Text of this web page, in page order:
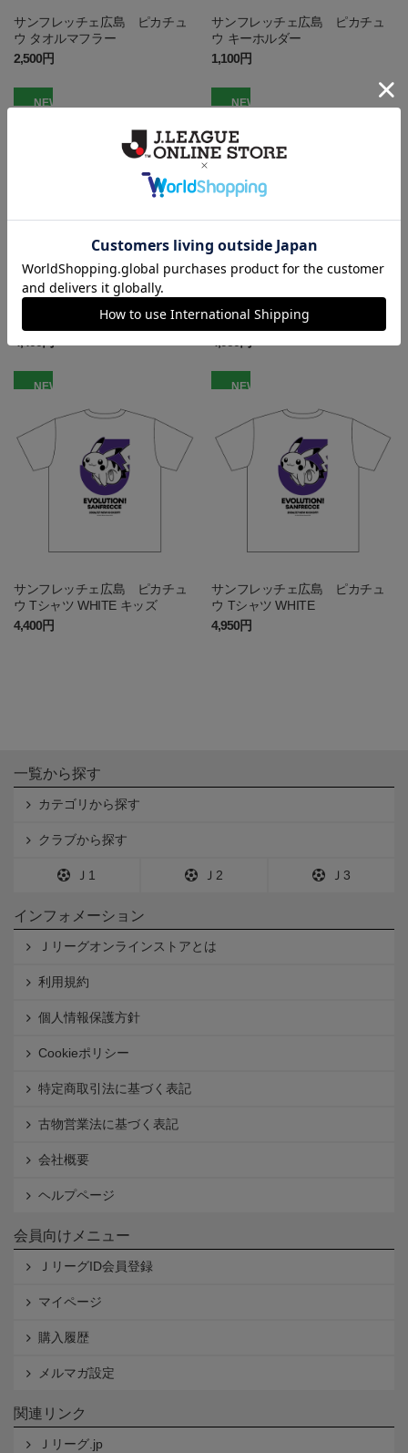
サンフレッチェ広島 ピカチュ
ウ タオルマフラー
2,500円
サンフレッチェ広島 ピカチュ
ウ キーホルダー
1,100円
NEW
ウ Tシャツ BLACK キッズ
NEW
ウ Tシャツ BLACK
NEW
サンフレッチェ広島 ピカチュ
ウ Tシャツ WHITE キッズ
4,400円
NEW
サンフレッチェ広島 ピカチュ
ウ Tシャツ WHITE
4,950円
一覧から探す
カテゴリから探す
クラブから探す
Ｊ1 Ｊ2 Ｊ3
インフォメーション
Ｊリーグオンラインストアとは
利用規約
個人情報保護方針
Cookieポリシー
特定商取引法に基づく表記
古物営業法に基づく表記
会社概要
ヘルプページ
会員向けメニュー
ＪリーグID会員登録
マイページ
購入履歴
メルマガ設定
関連リンク
Ｊリーグ.jp